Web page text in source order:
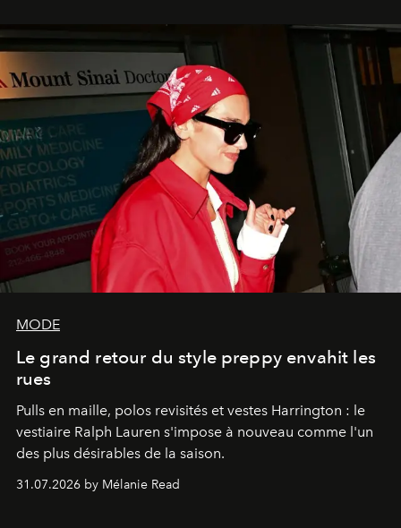
MODE
Le grand retour du style preppy envahit les
rues
Pulls en maille, polos revisités et vestes Harrington : le
vestiaire Ralph Lauren s'impose à nouveau comme l'un
des plus désirables de la saison.
31.07.2026 by Mélanie Read